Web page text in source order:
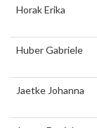
Horak Erika
Huber Gabriele
Jaetke Johanna